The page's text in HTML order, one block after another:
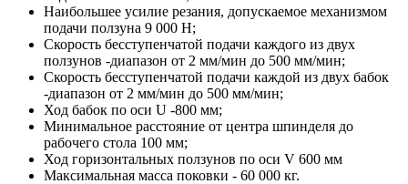
Наибольшее усилие резания, допускаемое механизмом
подачи ползуна 9 000 Н;
Скорость бесступенчатой подачи каждого из двух
ползунов -диапазон от 2 мм/мин до 500 мм/мин;
Скорость бесступенчатой подачи каждой из двух бабок
-диапазон от 2 мм/мин до 500 мм/мин;
Ход бабок по оси U -800 мм;
Минимальное расстояние от центра шпинделя до
рабочего стола 100 мм;
Ход горизонтальных ползунов по оси V 600 мм
Максимальная масса поковки - 60 000 кг.